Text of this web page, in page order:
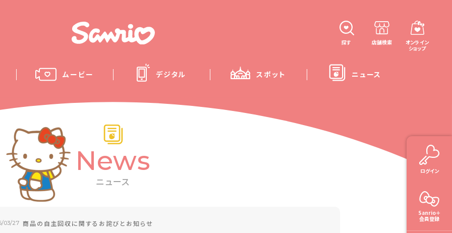
ログイン
Sanrio＋
会員登録
探す 店舗検索
オンライン
ショップ
ムービー デジタル スポット ニュース
News
ニュース
03/27 商品の自主回収に関するお詫びとお知らせ